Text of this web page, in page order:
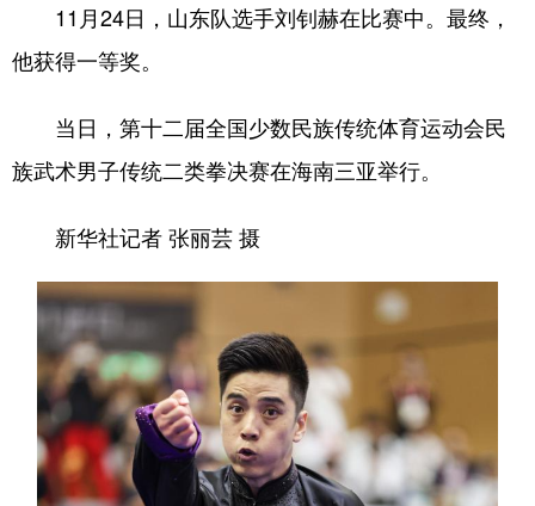
11月24日，山东队选手刘钊赫在比赛中。最终，
他获得一等奖。
当日，第十二届全国少数民族传统体育运动会民
族武术男子传统二类拳决赛在海南三亚举行。
新华社记者 张丽芸 摄